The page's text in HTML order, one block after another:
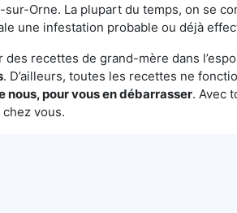
Orne. La plupart du temps, on se
une infestation probable ou déjà
recettes de grand-mère dans
. D’ailleurs, toutes les recettes ne
pour vous en débarrasser. Avec
vous.